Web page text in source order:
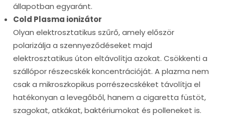
állapotban egyaránt.
Cold Plasma ionizátor
Olyan elektrosztatikus szűrő, amely először
polarizálja a szennyeződéseket majd
elektrosztatikus úton eltávolítja azokat. Csökkenti a
szállópor részecskék koncentrációját. A plazma nem
csak a mikroszkopikus porrészecskéket távolítja el
hatékonyan a levegőből, hanem a cigaretta füstöt,
szagokat, atkákat, baktériumokat és polleneket is.